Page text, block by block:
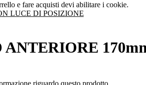
e fare acquisti devi abilitare i cookie.
LUCE DI POSIZIONE
ANTERIORE